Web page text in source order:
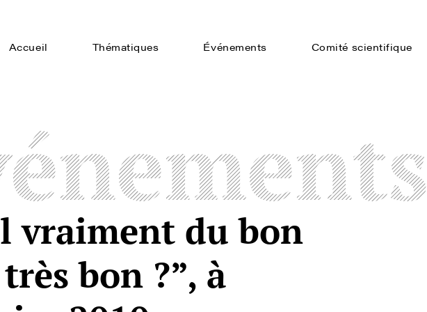
Accueil Thématiques Événements Comité scientifique
vraiment du bon
bon ?”, à